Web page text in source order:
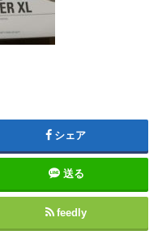
シェア
送る
feedly